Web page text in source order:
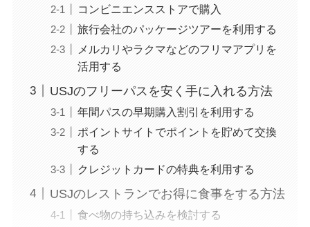
コンビニエンスストアで購入
旅行会社のパッケージツアーを利用する
メルカリやラクマなどのフリマアプリを
活用する
USJのフリーパスを安く手に入れる方法
年間パスの早期購入割引を利用する
ポイントサイトでポイントを貯めて交換
する
クレジットカードの特典を利用する
USJのレストランでお得に食事をする方法
食べ物の持ち込みを検討する